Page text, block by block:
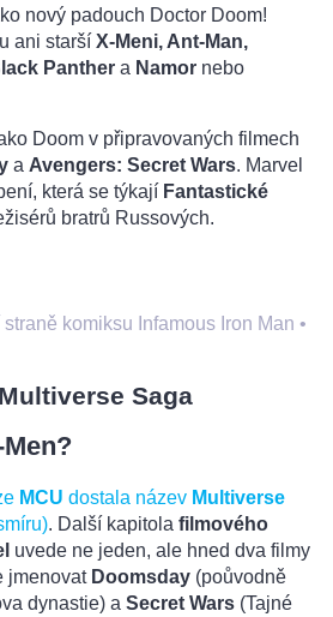
nový padouch Doctor Doom!
ani starší X-Meni, Ant-Man,
Panther a Namor nebo
Doom v připravovaných filmech
a Avengers: Secret Wars. Marvel
která se týkají Fantastické
bratrů Russových.
komiksu Infamous Iron Man •
Saga
MCU dostala název Multiverse
. Další kapitola filmového
uvede ne jeden, ale hned dva filmy
jmenovat Doomsday (poůvodně
dynastie) a Secret Wars (Tajné